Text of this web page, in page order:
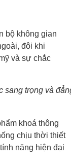
bộ không gian
đôi khi
và sự chắc
sang trọng và
khoá thông
chịu thời thiết
năng hiện đại